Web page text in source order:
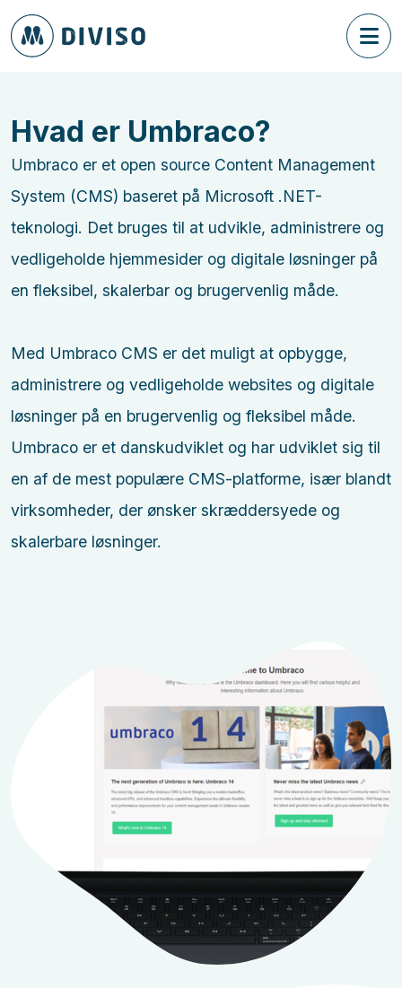
Hvad er Umbraco?
Umbraco er et open source Content Management
System (CMS) baseret på Microsoft .NET-
teknologi. Det bruges til at udvikle, administrere og
vedligeholde hjemmesider og digitale løsninger på
en fleksibel, skalerbar og brugervenlig måde.
Med Umbraco CMS er det muligt at opbygge,
administrere og vedligeholde websites og digitale
løsninger på en brugervenlig og fleksibel måde.
Umbraco er et danskudviklet og har udviklet sig til
en af de mest populære CMS-platforme, især blandt
virksomheder, der ønsker skræddersyede og
skalerbare løsninger.